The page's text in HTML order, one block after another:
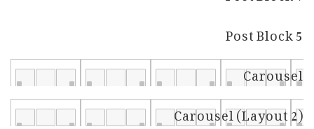
Post Block 5
Carousel
Carousel (Layout 2)